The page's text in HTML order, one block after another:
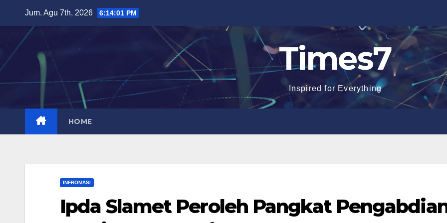
content
Jum. Agu 7th, 2026 6:14:03 PM
Times7
Inspired for Everything
HOME
INFROMASI
Ipda Slamet Peroleh Pangkat